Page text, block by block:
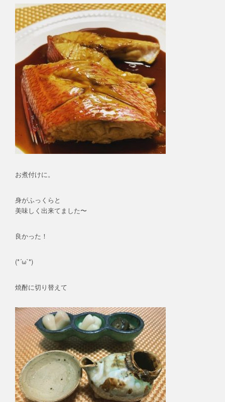
お煮付けに。
身がふっくらと
美味しく出来てました〜
良かった！
(*´ω`*)
焼酎に切り替えて